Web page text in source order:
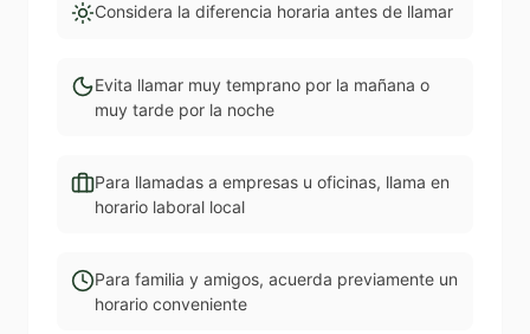
Considera la diferencia horaria antes de llamar
Evita llamar muy temprano por la mañana o
muy tarde por la noche
Para llamadas a empresas u oficinas, llama en
horario laboral local
Para familia y amigos, acuerda previamente un
horario conveniente